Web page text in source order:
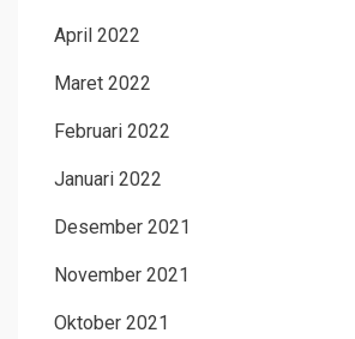
April 2022
Maret 2022
Februari 2022
Januari 2022
Desember 2021
November 2021
Oktober 2021